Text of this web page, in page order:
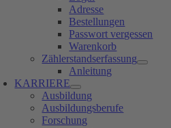
Adresse
Bestellungen
Passwort vergessen
Warenkorb
Zählerstandserfassung
Anleitung
KARRIERE
Ausbildung
Ausbildungsberufe
Forschung